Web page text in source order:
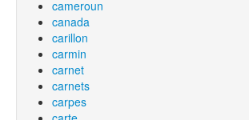
cameroun
canada
carillon
carmin
carnet
carnets
carpes